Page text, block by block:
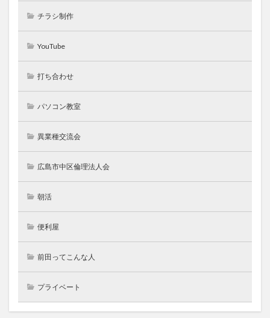
チラシ制作
YouTube
打ち合わせ
パソコン教室
異業種交流会
広島市中区倫理法人会
朝活
便利屋
前田ってこんな人
プライベート